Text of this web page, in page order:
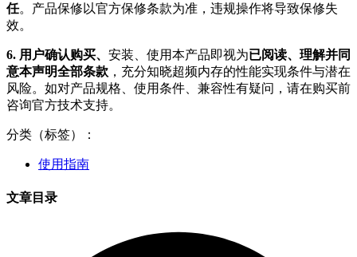
任。产品保修以官方保修条款为准，违规操作将导致保修失
效。
6. 用户确认购买、 安装、使用本产品即视为已阅读、理解并同
意本声明全部条款 ，充分知晓超频内存的性能实现条件与潜在
风险。如对产品规格、使用条件、兼容性有疑问，请在购买前
咨询官方技术支持。
分类（标签）：
使用指南
文章目录